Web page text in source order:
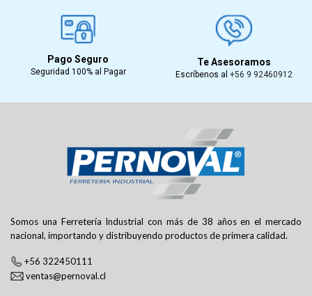
Pago Seguro
Seguridad 100% al Pagar
Te Asesoramos
Escríbenos al +56 9 92460912
Somos una Ferretería Industrial con más de 38 años en el mercado
nacional, importando y distribuyendo productos de primera calidad.
+56 322450111
ventas@pernoval.cl